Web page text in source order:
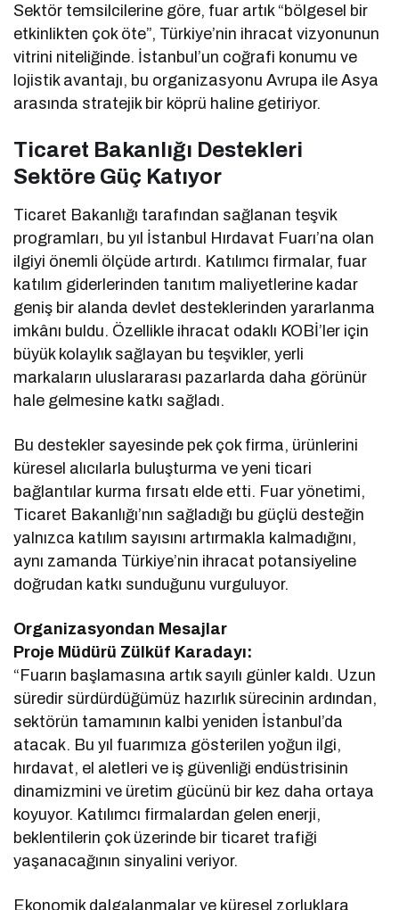
Sektör temsilcilerine göre, fuar artık “bölgesel bir
etkinlikten çok öte”, Türkiye’nin ihracat vizyonunun
vitrini niteliğinde. İstanbul’un coğrafi konumu ve
lojistik avantajı, bu organizasyonu Avrupa ile Asya
arasında stratejik bir köprü haline getiriyor.
Ticaret Bakanlığı Destekleri
Sektöre Güç Katıyor
Ticaret Bakanlığı tarafından sağlanan teşvik
programları, bu yıl İstanbul Hırdavat Fuarı’na olan
ilgiyi önemli ölçüde artırdı. Katılımcı firmalar, fuar
katılım giderlerinden tanıtım maliyetlerine kadar
geniş bir alanda devlet desteklerinden yararlanma
imkânı buldu. Özellikle ihracat odaklı KOBİ’ler için
büyük kolaylık sağlayan bu teşvikler, yerli
markaların uluslararası pazarlarda daha görünür
hale gelmesine katkı sağladı.
Bu destekler sayesinde pek çok firma, ürünlerini
küresel alıcılarla buluşturma ve yeni ticari
bağlantılar kurma fırsatı elde etti. Fuar yönetimi,
Ticaret Bakanlığı’nın sağladığı bu güçlü desteğin
yalnızca katılım sayısını artırmakla kalmadığını,
aynı zamanda Türkiye’nin ihracat potansiyeline
doğrudan katkı sunduğunu vurguluyor.
Organizasyondan Mesajlar
Proje Müdürü Zülküf Karadayı:
“Fuarın başlamasına artık sayılı günler kaldı. Uzun
süredir sürdürdüğümüz hazırlık sürecinin ardından,
sektörün tamamının kalbi yeniden İstanbul’da
atacak. Bu yıl fuarımıza gösterilen yoğun ilgi,
hırdavat, el aletleri ve iş güvenliği endüstrisinin
dinamizmini ve üretim gücünü bir kez daha ortaya
koyuyor. Katılımcı firmalardan gelen enerji,
beklentilerin çok üzerinde bir ticaret trafiği
yaşanacağının sinyalini veriyor.
Ekonomik dalgalanmalar ve küresel zorluklara